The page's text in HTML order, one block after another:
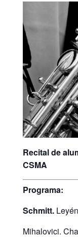
Recital de
CSMA
Programa:
Schmitt.
Mihalovici.